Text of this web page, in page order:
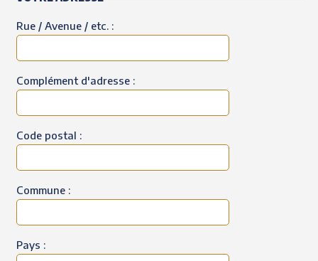
Rue / Avenue / etc. :
Complément d'adresse :
Code postal :
Commune :
Pays :